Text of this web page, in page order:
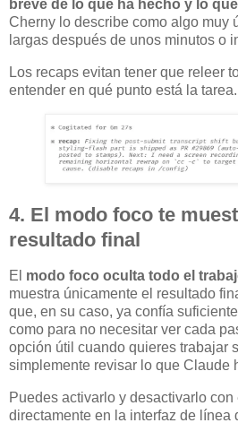
breve de lo que ha hecho y lo
Cherny lo describe como algo muy
largas después de unos minutos o
Los recaps evitan tener que releer
entender en qué punto está la tarea.
4. El modo foco te
resultado final
El modo foco oculta todo el
muestra únicamente el resultado
que, en su caso, ya confía
como para no necesitar ver cada
opción útil cuando quieres trabajar
simplemente revisar lo que Claude
Puedes activarlo y desactivarlo con
directamente en la interfaz de línea